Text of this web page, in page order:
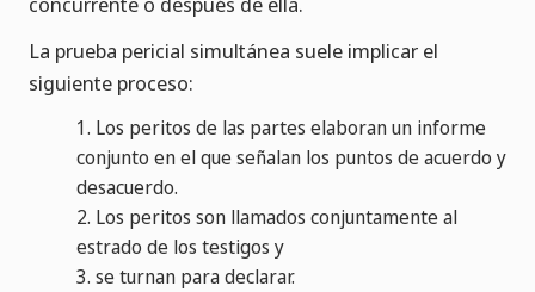
La prueba pericial simultánea suele implicar el
siguiente proceso:
1. Los peritos de las partes elaboran un informe
conjunto en el que señalan los puntos de acuerdo y
desacuerdo.
2. Los peritos son llamados conjuntamente al
estrado de los testigos y
3. se turnan para declarar.